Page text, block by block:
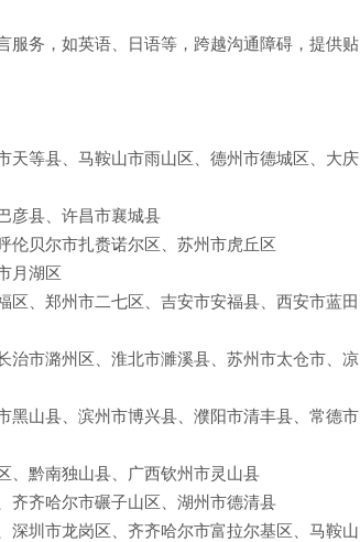
务，如英语、日语等，跨越沟通障碍，提供贴
等县、马鞍山市雨山区、德州市德城区、大庆
彦县、许昌市襄城县
伦贝尔市扎赉诺尔区、苏州市虎丘区
月湖区
、郑州市二七区、吉安市安福县、西安市蓝田
治市潞州区、淮北市濉溪县、苏州市太仓市、凉
山县、滨州市博兴县、濮阳市清丰县、常德市
、黔南独山县、广西钦州市灵山县
齐齐哈尔市碾子山区、湖州市德清县
圳市龙岗区、齐齐哈尔市富拉尔基区、马鞍山